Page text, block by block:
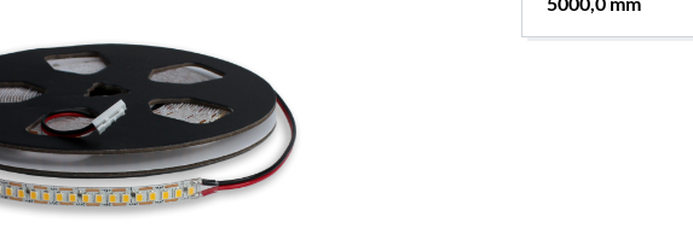
Ihr Produkt nach Ihren Wünschen zusammen